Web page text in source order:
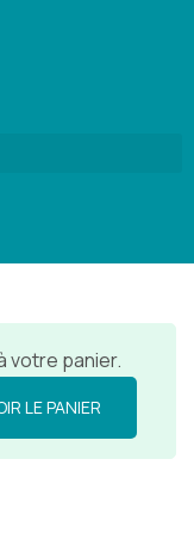
votre panier.
LE PANIER